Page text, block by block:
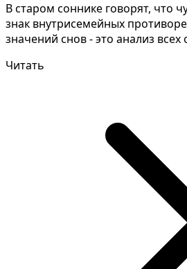
В старом соннике говорят, что
знак внутрисемейных
значений снов - это анализ всех
Читать